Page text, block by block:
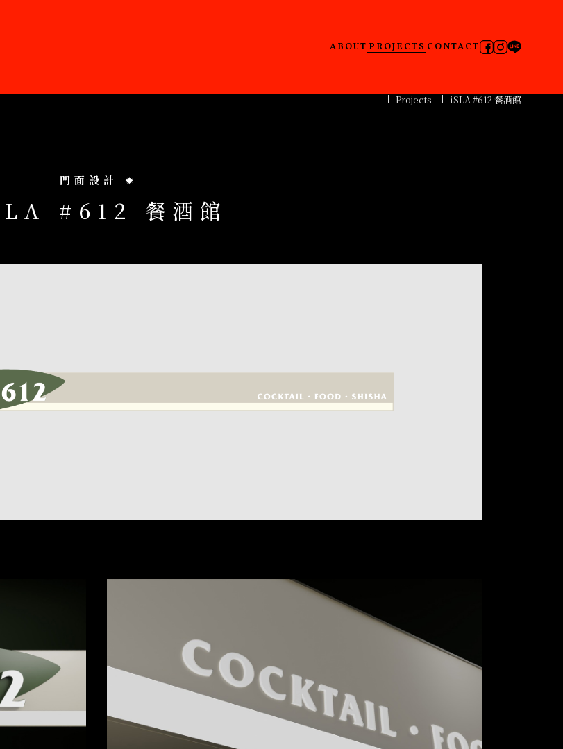
ABOUT PROJECTS CONTACT
Projects iSLA #612 餐酒館
門面設計 ✹
L A # 6 1 2 餐 酒 館